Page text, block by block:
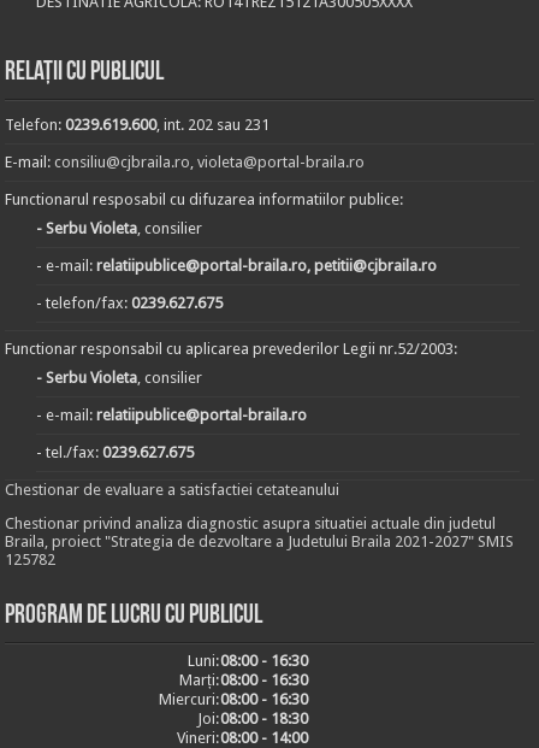
Relații cu publicul
Telefon:0239.619.600, int. 202 sau 231
E-mail:consiliu@cjbraila.ro ,violeta@portal-braila.ro
Functionarul resposabil cu difuzarea informatiilor publice:
- Serbu Violeta , consilier
- e-mail:relatiipublice@portal-braila.ro, petitii@cjbraila.ro
- telefon/fax:0239.627.675
Functionar responsabil cu aplicarea prevederilor Legii nr.52/2003:
- Serbu Violeta , consilier
- e-mail:relatiipublice@portal-braila.ro
- tel./fax:0239.627.675
Chestionar de evaluare a satisfactiei cetateanului
Chestionar privind analiza diagnostic asupra situatiei actuale din judetul
Braila, proiect "Strategia de dezvoltare a Judetului Braila 2021-2027" SMIS
125782
Program de lucru cu publicul
Luni:08:00 - 16:30
Marți:08:00 - 16:30
Miercuri:08:00 - 16:30
Joi:08:00 - 18:30
Vineri:08:00 - 14:00